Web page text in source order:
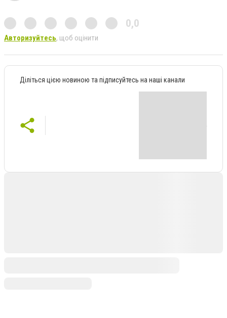
0,0
Авторизуйтесь, щоб оцінити
Діліться цією новиною та підписуйтесь на наші канали